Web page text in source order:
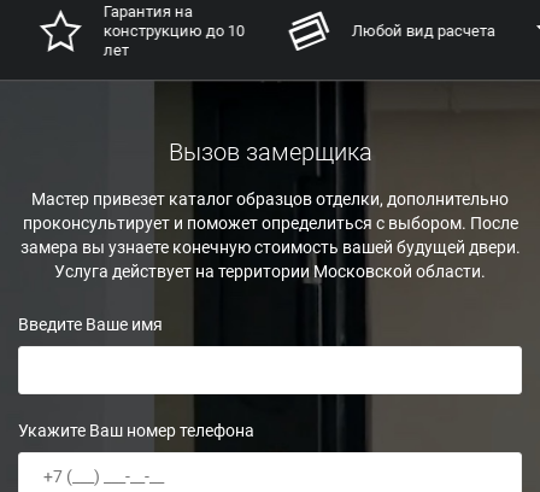
Гарантия на
конструкцию до 10
лет
Любой вид расчета
Вызов замерщика
Мастер привезет каталог образцов отделки, дополнительно
проконсультирует и поможет определиться с выбором. После
замера вы узнаете конечную стоимость вашей будущей двери.
Услуга действует на территории Московской области.
Введите Ваше имя
Укажите Ваш номер телефона